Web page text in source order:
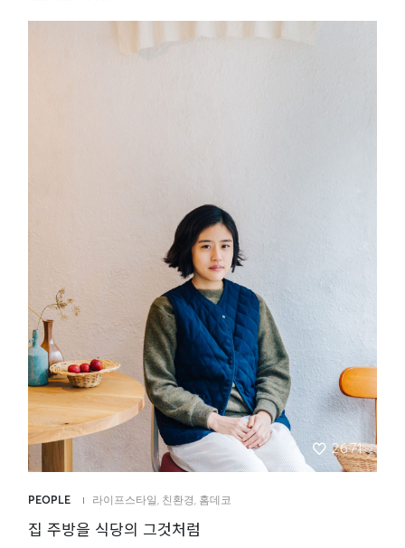
2671
PEOPLE 라이프스타일 친환경 홈데코
집 주방을 식당의 그것처럼